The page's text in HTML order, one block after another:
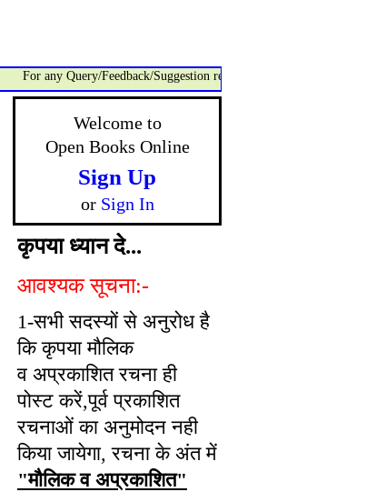
For any Query/Feedback/Suggestion related to OBO, please contact:-
Welcome to
Open Books Online
Sign Up
or Sign In
कृपया ध्यान दे...
आवश्यक सूचना:-
1-सभी सदस्यों से अनुरोध है
कि कृपया मौलिक
व अप्रकाशित रचना ही
पोस्ट करें,पूर्व प्रकाशित
रचनाओं का अनुमोदन नही
किया जायेगा, रचना के अंत में
"मौलिक व अप्रकाशित"